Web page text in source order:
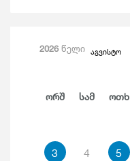
2026წელი აგვისტო
Ორშ Სამ Ოთხ
3 4 5